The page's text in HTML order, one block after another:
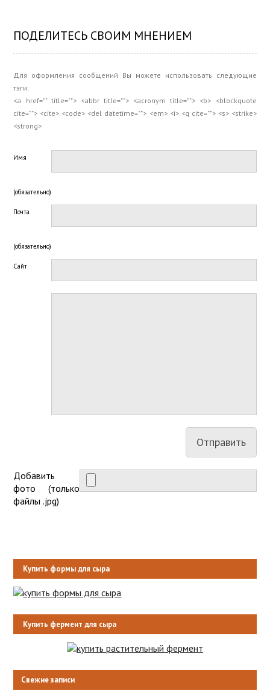
ПОДЕЛИТЕСЬ СВОИМ МНЕНИЕМ
Для оформления сообщений Вы можете использовать следующие
тэги:
<a href="" title=""> <abbr title=""> <acronym title=""> <b> <blockquote
cite=""> <cite> <code> <del datetime=""> <em> <i> <q cite=""> <s> <strike>
<strong>
Имя
(обязательно)
Почта
(обязательно)
Сайт
Добавить
фото (только
файлы .jpg)
Купить формы для сыра
Купить фермент для сыра
Свежие записи